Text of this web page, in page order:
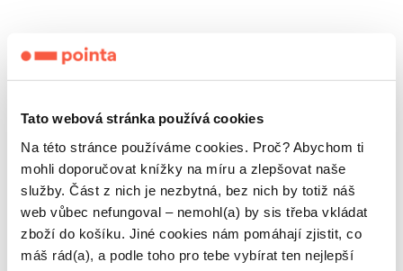
Tato webová stránka používá cookies
Na této stránce používáme cookies. Proč? Abychom ti
mohli doporučovat knížky na míru a zlepšovat naše
služby. Část z nich je nezbytná, bez nich by totiž náš
web vůbec nefungoval – nemohl(a) by sis třeba vkládat
zboží do košíku. Jiné cookies nám pomáhají zjistit, co
máš rád(a), a podle toho pro tebe vybírat ten nejlepší
Mravenečník a cukrovka
jeho milující maminkou a tatínkem. Jako každý
jiný malý mravenečník se těší na dárečky a dort.
K narozeninám ale dostane i jedno nemilé
překvapení – cukrovku 1. typu. Bude se muset
naučit spoustu nových věcí. Spolu s tím ale zažije
i spoustu dobrodružství, a dokonce potká i
nového kamaráda.